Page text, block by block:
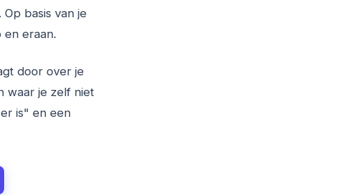
basis van je
eraan.
door over je
waar je zelf niet
is" en een